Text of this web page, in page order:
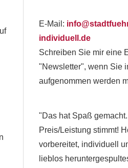
E-Mail:
individuell.de
Schreiben Sie mir eine
"Newsletter", wenn Sie
aufgenommen werden
"Das hat Spaß
Preis/Leistung stimmt!
vorbereitet, individuell
lieblos